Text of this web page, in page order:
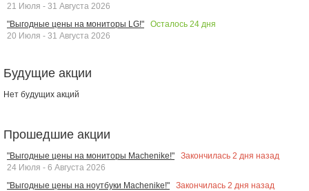
21 Июля - 31 Августа 2026
"Выгодные цены на мониторы LG!"
Осталось 24 дня
20 Июля - 31 Августа 2026
Будущие акции
Нет будущих акций
Прошедшие акции
"Выгодные цены на мониторы Machenike!" Закончилась 2 дня назад
24 Июля - 6 Августа 2026
"Выгодные цены на ноутбуки Machenike!"
Закончилась 2 дня назад